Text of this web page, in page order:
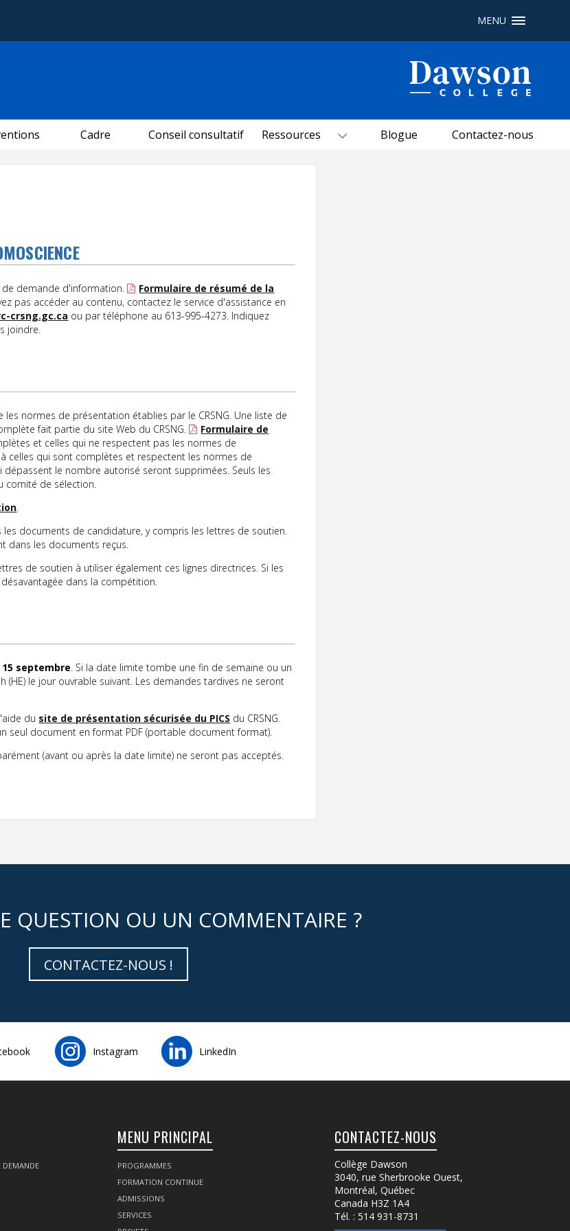
MENU
Cadre Conseil consultatif Ressources Blogue Contactez-nous
de demande d'information.
Formulaire de résumé de la
pas accéder au contenu, contactez le service d'assistance en
crsng.gc.ca ou par téléphone au 613-995-4273. Indiquez
joindre.
normes de présentation établies par le CRSNG. Une liste de
fait partie du site Web du CRSNG.
Formulaire de
et celles qui ne respectent pas les normes de
celles qui sont complètes et respectent les normes de
le nombre autorisé seront supprimées. Seuls les
comité de sélection.
.
les documents de candidature, y compris les lettres de soutien.
dans les documents reçus.
de soutien à utiliser également ces lignes directrices. Si les
dans la compétition.
15 septembre. Si la date limite tombe une fin de semaine ou un
le jour ouvrable suivant. Les demandes tardives ne seront
du site de présentation sécurisée du PICS du CRSNG.
seul document en format PDF (portable document format).
(avant ou après la date limite) ne seront pas acceptés.
QUESTION OU UN COMMENTAIRE ?
CONTACTEZ-NOUS !
Instagram LinkedIn
DEMANDE
MENU PRINCIPAL
PROGRAMMES
FORMATION CONTINUE
ADMISSIONS
SERVICES
CONTACTEZ-NOUS
Collège Dawson
3040, rue Sherbrooke Ouest,
Montréal, Québec
Canada H3Z 1A4
Tél. : 514 931-8731
Recherche sur le site
Recherche de personnes
EN